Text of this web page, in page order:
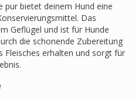
pur bietet deinem Hund eine
Das
Geflügel und ist für Hunde
die schonende Zubereitung
Fleisches erhalten und sorgt für